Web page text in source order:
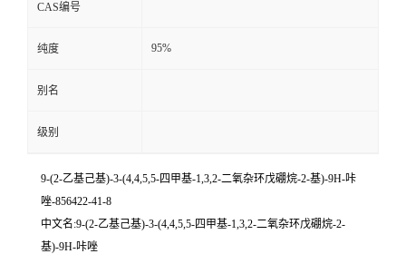
CAS编号
纯度 95%
别名
级别
9-(2-乙基己基)-3-(4,4,5,5-四甲基-1,3,2-二氧杂环戊硼烷-2-基)-9H-咔
唑-856422-41-8
中文名:9-(2-乙基己基)-3-(4,4,5,5-四甲基-1,3,2-二氧杂环戊硼烷-2-
基)-9H-咔唑